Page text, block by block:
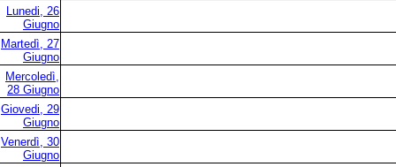
Lunedi, 26
Giugno
Martedì, 27
Giugno
Mercoledì,
28 Giugno
Giovedi, 29
Giugno
Venerdì, 30
Giugno